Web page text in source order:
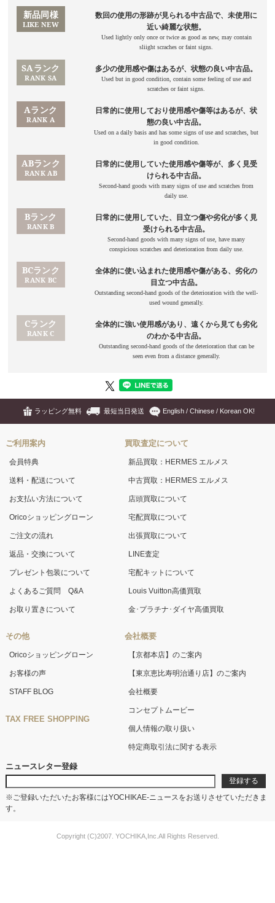
ラッピング無料 最短当日発送 English / Chinese / Korean OK!
ご利用案内
会員特典
送料・配送について
お支払い方法について
Oricoショッピングローン
ご注文の流れ
返品・交換について
プレゼント包装について
よくあるご質問 Q&A
お取り置きについて
その他
Oricoショッピングローン
お客様の声
STAFF BLOG
TAX FREE SHOPPING
買取査定について
新品買取：HERMES エルメス
中古買取：HERMES エルメス
店頭買取について
宅配買取について
出張買取について
LINE査定
宅配キットについて
Louis Vuitton高価買取
金･プラチナ･ダイヤ高価買取
会社概要
【京都本店】のご案内
【東京恵比寿明治通り店】のご案内
会社概要
コンセプトムービー
個人情報の取り扱い
特定商取引法に関する表示
ニュースレター登録
※ご登録いただいたお客様にはYOCHIKAE-ニュースをお送りさせていただきま
す。
Copyright (C)2007. YOCHIKA,Inc.All Rights Reserved.